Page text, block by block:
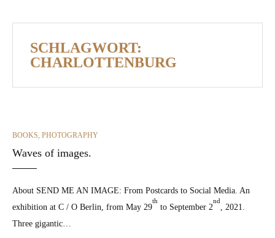
SCHLAGWORT:
CHARLOTTENBURG
CATEGORIES
BOOKS, PHOTOGRAPHY
Waves of images.
About SEND ME AN IMAGE: From Post­cards to Social Media. An
exhi­bi­tion at C / O Berlin, from May 29
th
to Sep­tem­ber 2
nd
, 2021.
Three gigan­tic…